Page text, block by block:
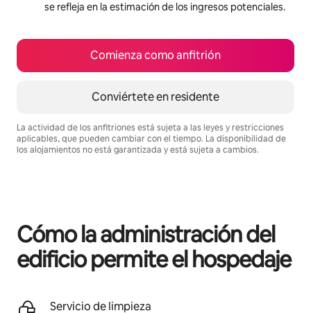
se refleja en la estimación de los ingresos potenciales.
Comienza como anfitrión
Conviértete en residente
La actividad de los anfitriones está sujeta a las leyes y restricciones
aplicables, que pueden cambiar con el tiempo. La disponibilidad de
los alojamientos no está garantizada y está sujeta a cambios.
Cómo la administración del
edificio permite el hospedaje
Servicio de limpieza